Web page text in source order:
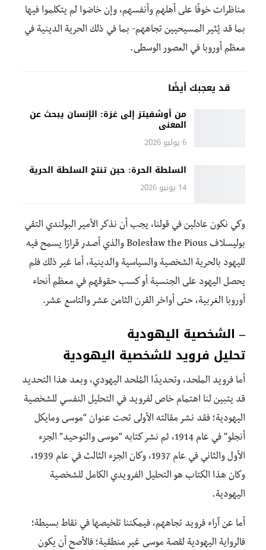
مناظرات خوفًا على أهلهم وأنفسهم، وإن خاضوا لم يتكلموا فيها
بما قد يُثير المسيحيين تجاههم- بما في ذلك الحرية الدينية في
معظم أوروبا في العصور الوسطى.
قد يعجبك أيضًا
من أوشفيتز إلى غزة: الإنسان يبحث عن
المعنى
6 يوليو 2026
السلطة الحرة: حين تنتج السلطة الحرية
14 يونيو 2026
وكي نكون عادلين في قولنا، يجب أن نذكر الأمير البولندي التقي
بوليسلاف Bolesław the Pious والذي أصدر قرارًا يسمح فيه
لليهود بالحرية الشخصية والسياسية والدينية، أما غير ذلك فلم
يحصل اليهود على الجنسية أو كسب حقوقهم في معظم أنحاء
أوروبا الغربية، حتى أواخر القرن الثامن عشر والتاسع عشر.
– الشخصية اليهودية
تحليل فرويد للشخصية اليهودية
أما فرويد الملحد، وتحديدًا المُلحد اليهودي، وبعد هذا التحديد
قد يتبين لنا اهتمام خاص لفرويد في التحليل النفسي للشخصية
اليهودية؛ فقد نشر مقالته الأولى تحت عنوان “موسى ومايكل
أنجلو” في عام 1914، ثم نشر كتابه “موسى والتوحيد” الجزء
الأول والثاني في عام 1937، وكان الجزء الثالث في عام 1939،
وكان هذا الكتاب هو التحليل الفرويدي الكامل للشخصية
اليهودية.
أما عن آراء فرويد تجاههم، فيمكننا تلخيصها في نقاط بسيطة؛
فالرواية اليهودية لقصة موسى غير منطقية؛ فالأصح أن يكون